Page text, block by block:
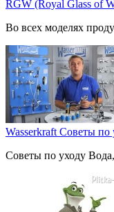
RGW (Royal Glass of
Во всех моделях
Wasserkraft Советы по
Советы по уходу